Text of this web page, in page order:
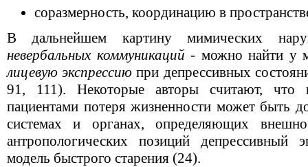
соразмерность, координацию в
В дальнейшем картину мимических
невербальных коммуникаций - можно найти у
лицевую экспрессию при депрессивных
91, 111). Некоторые авторы считают, что
пациентами потеря жизненности может быть
системах и органах, определяющих
антропологических позиций депрессивный
модель быстрого старения (24).